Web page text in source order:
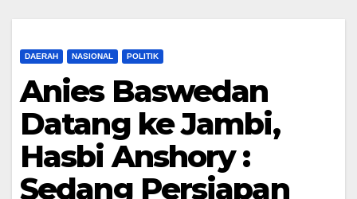
DAERAH NASIONAL POLITIK
Anies Baswedan
Datang ke Jambi,
Hasbi Anshory :
Sedang Persiapan